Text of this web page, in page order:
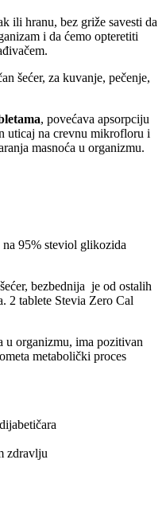
ili hranu, bez griže savesti da
i da ćemo opteretiti
šećer, za kuvanje, pečenje,
, povećava apsorpciju
uticaj na crevnu mikrofloru i
masnoća u organizmu.
na 95% steviol glikozida
bezbednija je od ostalih
2 tablete Stevia Zero Cal
u organizmu, ima pozitivan
metabolički proces
zdravlju